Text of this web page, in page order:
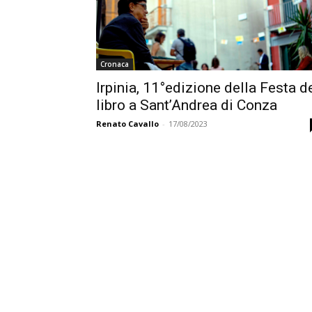
Cronaca
Irpinia, 11°edizione della Festa
libro a Sant’Andrea di Conza
Renato Cavallo - 17/08/2023